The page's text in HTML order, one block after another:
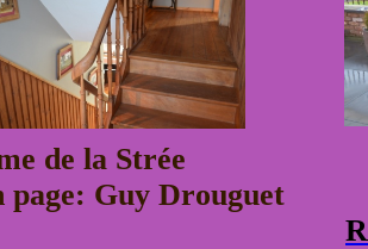
page: Guy Drouguet